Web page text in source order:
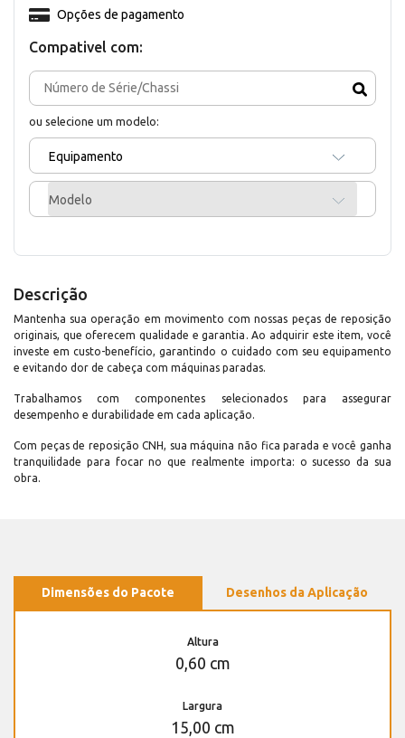
Compativel com:
ou selecione um modelo:
Equipamento
Modelo
Opções de pagamento
Descrição
Mantenha sua operação em movimento com nossas peças de reposição
originais, que oferecem qualidade e garantia. Ao adquirir este item, você
investe em custo-benefício, garantindo o cuidado com seu equipamento
e evitando dor de cabeça com máquinas paradas.
Trabalhamos com componentes selecionados para assegurar
desempenho e durabilidade em cada aplicação.
Com peças de reposição CNH, sua máquina não fica parada e você ganha
tranquilidade para focar no que realmente importa: o sucesso da sua
obra.
Dimensões do Pacote Desenhos da Aplicação
Altura
0,60 cm
Largura
15,00 cm